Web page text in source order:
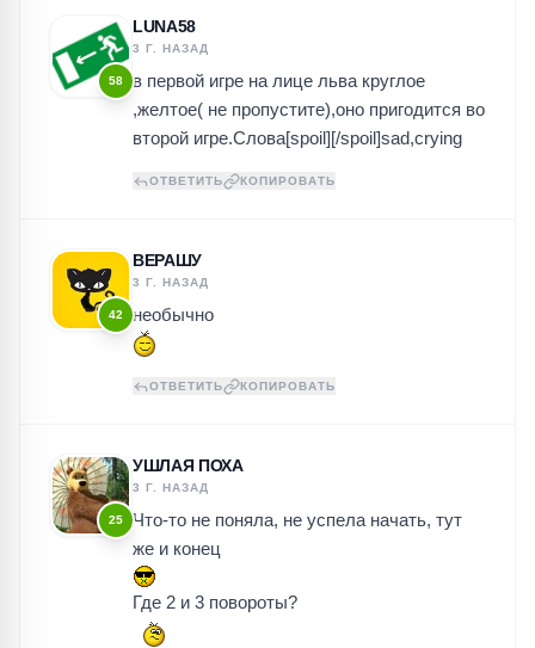
58
LUNA58
3 Г. НАЗАД
в первой игре на лице льва круглое
,желтое( не пропустите),оно пригодится во
второй игре.Слова[spoil][/spoil]sad,crying
ОТВЕТИТЬ КОПИРОВАТЬ
42
ВЕРАШУ
3 Г. НАЗАД
необычно
ОТВЕТИТЬ КОПИРОВАТЬ
25
УШЛАЯ ПОХА
3 Г. НАЗАД
Что-то не поняла, не успела начать, тут
же и конец
Где 2 и 3 повороты?